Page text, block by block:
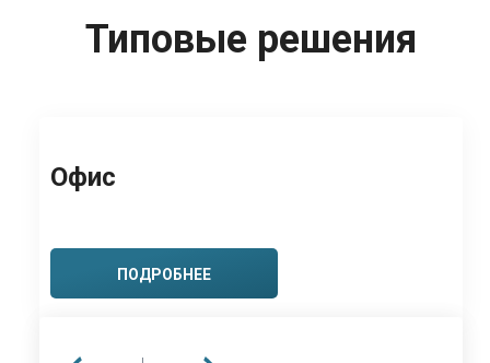
Типовые решения
Офис
ПОДРОБНЕЕ